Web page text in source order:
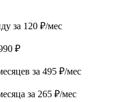
за 120 ₽/мес
₽
за 495 ₽/мес
за 265 ₽/мес